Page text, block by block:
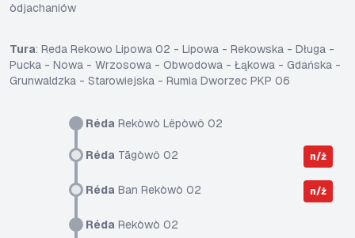
Réda Rekòwò Lëpòwô 02
Réda Tãgòwô 02 n/ż
Réda Ban Rekòwò 02 n/ż
Réda Rekòwò 02
òdjachaniów
Tura: Reda Rekowo Lipowa 02 - Lipowa - Rekowska - Długa -
Pucka - Nowa - Wrzosowa - Obwodowa - Łąkowa - Gdańska -
Grunwaldzka - Starowiejska - Rumia Dworzec PKP 06